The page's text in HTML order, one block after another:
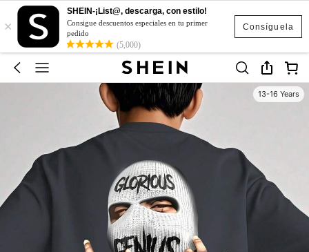
Consíguela
×
SHEIN-¡List@, descarga, con estilo!
Consigue descuentos especiales en tu primer
pedido
(5,000)
13-16 Years